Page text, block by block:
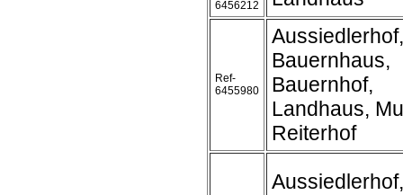
6456212
Ref-
6455980
Bauernhaus,
Bauernhof,
Landhaus,
Reiterhof
Aussiedlerhof,